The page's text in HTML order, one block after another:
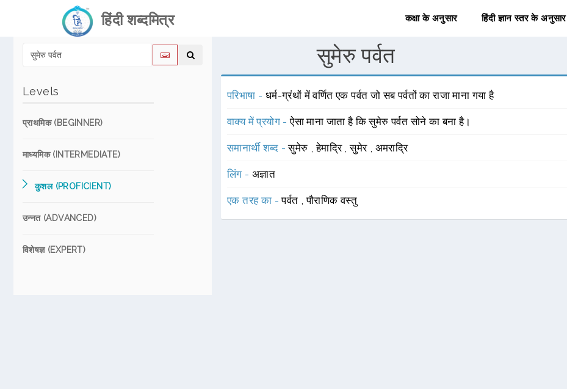
हिंदी शब्दमित्र कक्षा के अनुसार हिंदी ज्ञान स्तर के अनुसार
Levels
प्राथमिक (BEGINNER)
माध्यमिक (INTERMEDIATE)
कुशल (PROFICIENT)
उन्नत (ADVANCED)
विशेषज्ञ (EXPERT)
सुमेरु पर्वत
परिभाषा - धर्म-ग्रंथों में वर्णित एक पर्वत जो सब पर्वतों का राजा माना गया है
वाक्य में प्रयोग -ऐसा माना जाता है कि सुमेरु पर्वत सोने का बना है।
समानार्थी शब्द -सुमेरु ,हेमाद्रि ,सुमेर , अमराद्रि
लिंग - अज्ञात
एक तरह का -पर्वत ,पौराणिक वस्तु